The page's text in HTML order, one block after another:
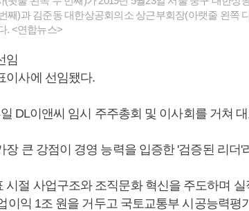
째)과 김준동 대한상공회의소 상근부회장(아랫줄 왼쪽
. <연합뉴스>
임
이사에 선임됐다.
DL이앤씨 임시 주주총회 및 이사회를 거쳐
장 큰 강점이 경영 능력을 입증한 '검증된 리더'
시절 사업구조와 조직문화 혁신을 주도하며
이익 1조 원을 거두고 국토교통부 시공능력평